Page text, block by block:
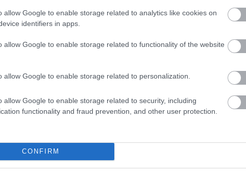
allow Google to enable storage related to analytics like cookies on
identifiers in apps.
allow Google to enable storage related to functionality of the website
allow Google to enable storage related to personalization.
allow Google to enable storage related to security, including
functionality and fraud prevention, and other user protection.
CONFIRM
KÖVETKEZŐ POSZT
Erre a 3 csillagjegyre mindig vigyáznak
az Égiek! Minden lépésüket Őrangyal